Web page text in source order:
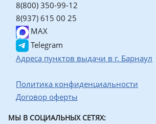
8(800) 350-99-12
8(937) 615 00 25
MAX
Telegram
Адреса пунктов выдачи в г. Барнаул
Политика конфиденциальности
Договор оферты
МЫ В СОЦИАЛЬНЫХ СЕТЯХ: